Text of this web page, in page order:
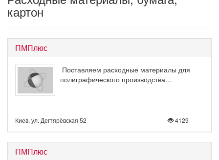
картон
ПМПлюс
Поставляем расходные материалы для
полиграфического производства...
Киев, ул. Дегтярёвская 52 4129
ПМПлюс